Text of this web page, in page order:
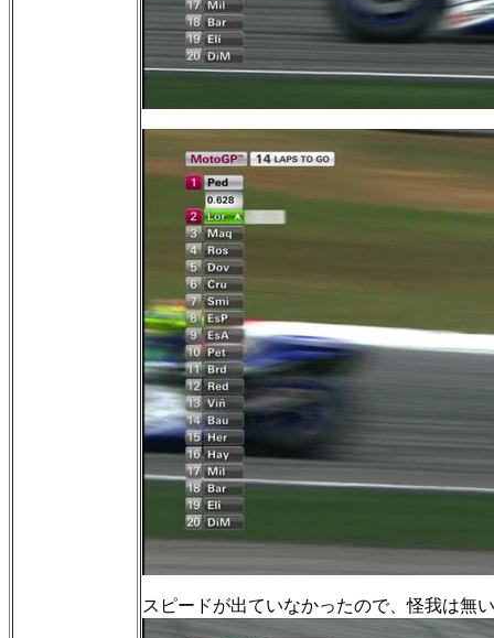
スピードが出ていなかったので、怪我は無